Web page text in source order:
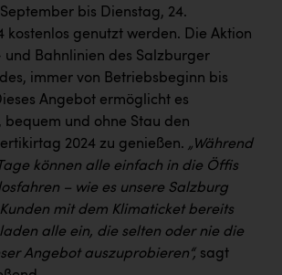
bis Dienstag, 24.
kostenlos genutzt werden. Die Aktion
und Bahnlinien des Salzburger
immer von Betriebsbeginn bis
Angebot ermöglicht es
bequem und ohne Stau den
2024 zu genießen. „Während
können alle einfach in die Öffis
– wie es unsere Salzburg
mit dem Klimaticket bereits
alle ein, die selten oder nie die
Angebot auszuprobieren“, sagt